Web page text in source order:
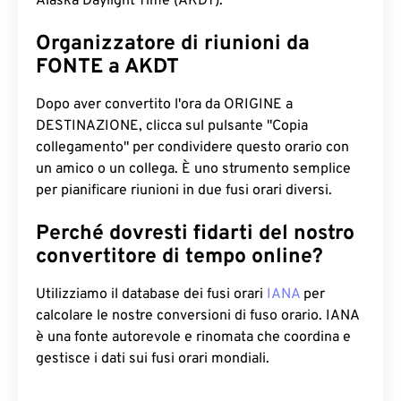
Organizzatore di riunioni da
FONTE a AKDT
Dopo aver convertito l'ora da ORIGINE a
DESTINAZIONE, clicca sul pulsante "Copia
collegamento" per condividere questo orario con
un amico o un collega. È uno strumento semplice
per pianificare riunioni in due fusi orari diversi.
Perché dovresti fidarti del nostro
convertitore di tempo online?
Utilizziamo il database dei fusi orari IANA per
calcolare le nostre conversioni di fuso orario. IANA
è una fonte autorevole e rinomata che coordina e
gestisce i dati sui fusi orari mondiali.